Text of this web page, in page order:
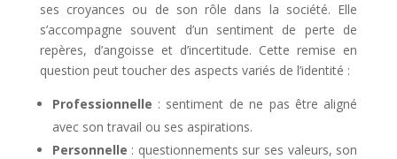
ses croyances ou de son rôle dans la société. Elle
s’accompagne souvent d’un sentiment de perte de
repères, d’angoisse et d’incertitude. Cette remise en
question peut toucher des aspects variés de l’identité :
Professionnelle : sentiment de ne pas être aligné
avec son travail ou ses aspirations.
Personnelle : questionnements sur ses valeurs, son